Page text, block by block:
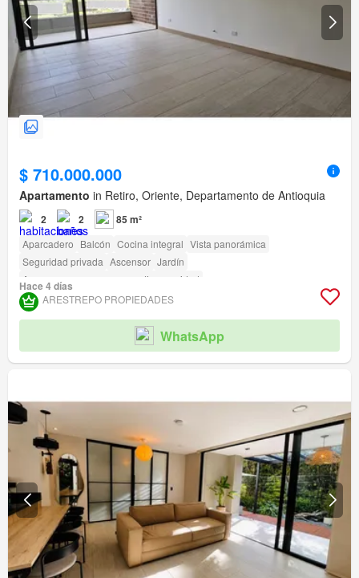
$ 710.000.000
Apartamento in Retiro, Oriente, Departamento de Antioquia
2 2 85 m²
Aparcadero Balcón Cocina integral Vista panorámica
Seguridad privada Ascensor Jardín
Acceso para personas con discapacidad
Hace 4 días
ARESTREPO PROPIEDADES
WhatsApp